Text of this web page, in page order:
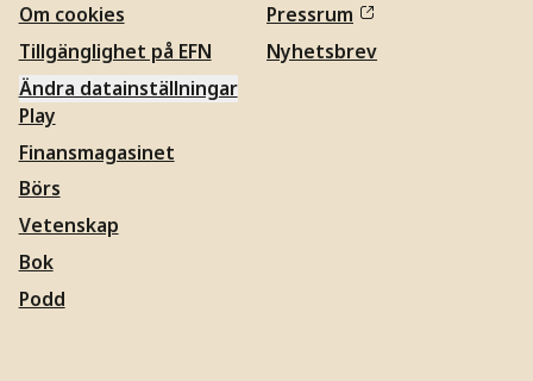
Om cookies
Tillgänglighet på EFN
Ändra datainställningar
Pressrum
Nyhetsbrev
Play
Finansmagasinet
Börs
Vetenskap
Bok
Podd